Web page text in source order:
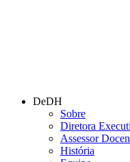
DeDH
Sobre
Diretora
Assessor
História